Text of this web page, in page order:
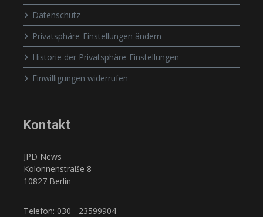
Datenschutz
Privatsphäre-Einstellungen ändern
Historie der Privatsphäre-Einstellungen
Einwilligungen widerrufen
Kontakt
JPD News
Kolonnenstraße 8
10827 Berlin
Telefon: 030 - 23599904